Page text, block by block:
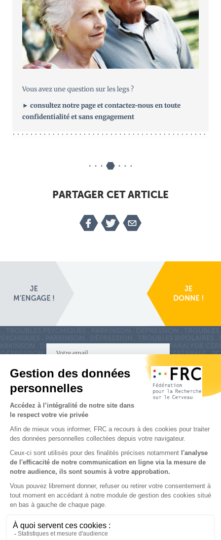
Vous avez une question sur les legs ?
► consultez notre page et contactez-nous en toute
confidentialité et sans engagement
PARTAGER CET ARTICLE
S'inscrire à la newsletter
les réseaux sociaux
Partenaires & Mécènes